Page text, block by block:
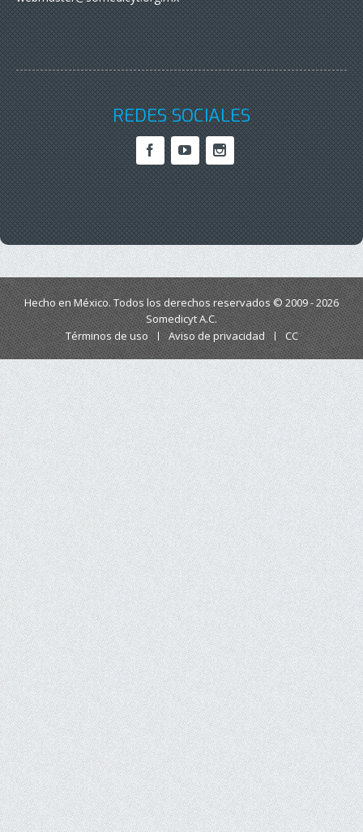
REDES SOCIALES
Hecho en México. Todos los derechos reservados © 2009 - 2026
Somedicyt A.C.
Términos de uso
Aviso de privacidad CC